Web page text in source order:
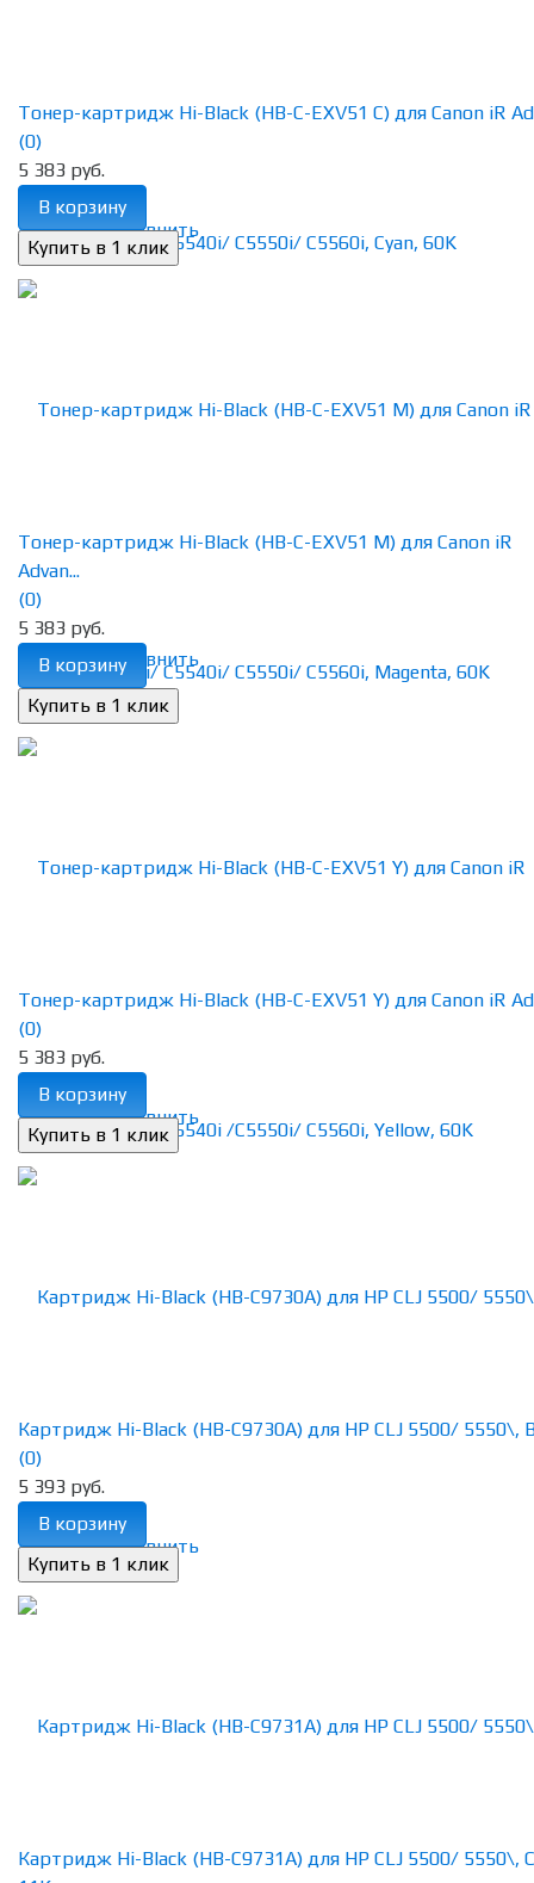
избранное сравнить
Тонер-картридж Hi-Black (HB-C-EXV51 C) для Canon iR
(0)
5 383 руб.
В корзину
избранное сравнить
Тонер-картридж Hi-Black (HB-C-EXV51 M) для Canon iR
Advan...
(0)
5 383 руб.
В корзину
избранное сравнить
Тонер-картридж Hi-Black (HB-C-EXV51 Y) для Canon iR
(0)
5 383 руб.
В корзину
избранное сравнить
Картридж Hi-Black (HB-C9730A) для HP CLJ 5500/ 5550\,
(0)
5 393 руб.
В корзину
Картридж Hi-Black (HB-C9731A) для HP CLJ 5500/ 5550\,